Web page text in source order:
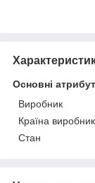
Основні
Виробник
Країна виробник
Стан